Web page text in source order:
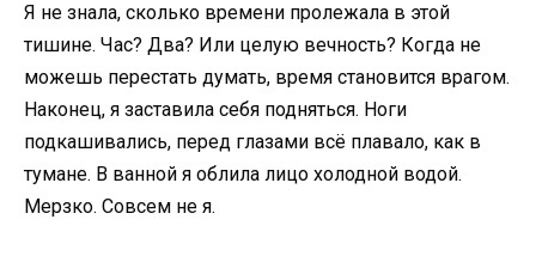
Я не знала, сколько времени пролежала в этой
тишине. Час? Два? Или целую вечность? Когда не
можешь перестать думать, время становится врагом.
Наконец, я заставила себя подняться. Ноги
подкашивались, перед глазами всё плавало, как в
тумане. В ванной я облила лицо холодной водой.
Мерзко. Совсем не я.